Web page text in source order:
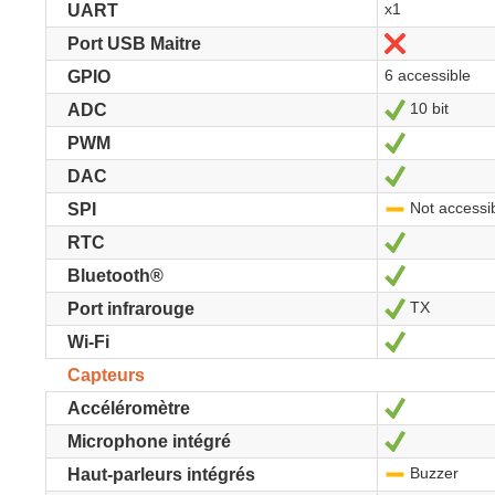
UART x1
Port USB Maitre Non
GPIO 6 accessible
ADC Oui
10 bit
PWM Oui
DAC
SPI Not
RTC
Bluetooth® Oui
Port infrarouge Oui
TX
Wi-Fi Oui
Capteurs
Accéléromètre
Oui
Microphone intégré
Haut-parleurs intégrés Buzzer